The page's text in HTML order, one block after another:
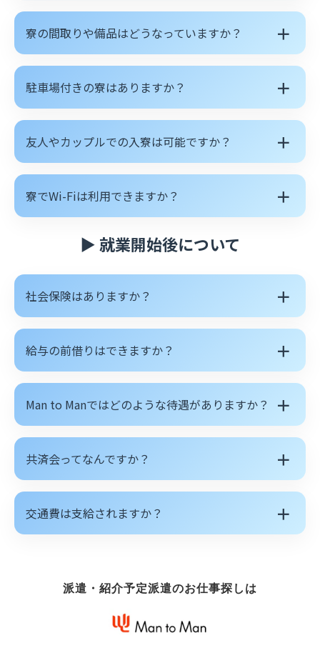
寮の間取りや備品はどうなっていますか？ ＋
駐車場付きの寮はありますか？ ＋
友人やカップルでの入寮は可能ですか？ ＋
寮でWi-Fiは利用できますか？ ＋
▶ 就業開始後について
社会保険はありますか？ ＋
給与の前借りはできますか？ ＋
Man to Manではどのような待遇がありますか？ ＋
共済会ってなんですか？ ＋
交通費は支給されますか？ ＋
派遣・紹介予定派遣のお仕事探しは